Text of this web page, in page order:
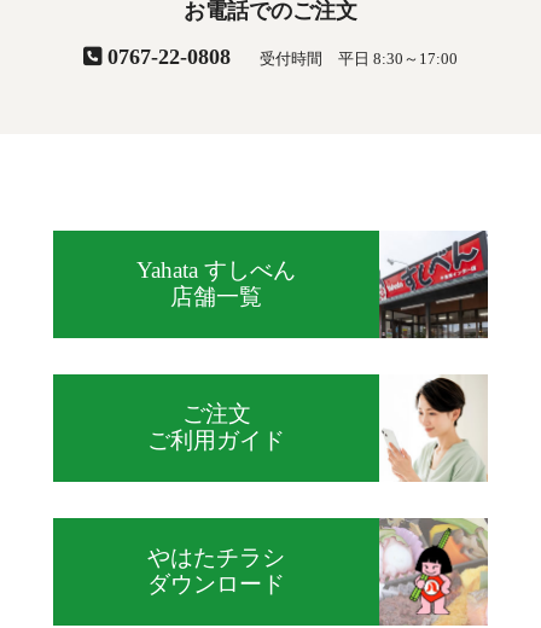
お電話でのご注文
0767-22-0808
受付時間 平日 8:30～17:00
Yahata すしべん
店舗一覧
ご注文
ご利用ガイド
やはたチラシ
ダウンロード